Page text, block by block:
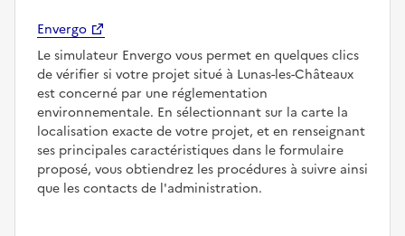
Envergo
Le simulateur Envergo vous permet en quelques clics
de vérifier si votre projet situé à Lunas-les-Châteaux
est concerné par une réglementation
environnementale. En sélectionnant sur la carte la
localisation exacte de votre projet, et en renseignant
ses principales caractéristiques dans le formulaire
proposé, vous obtiendrez les procédures à suivre ainsi
que les contacts de l'administration.